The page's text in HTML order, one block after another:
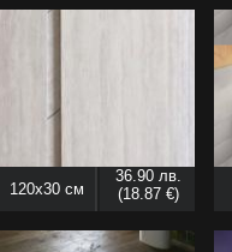
120x30 см
36.90 лв.
(18.87 €)